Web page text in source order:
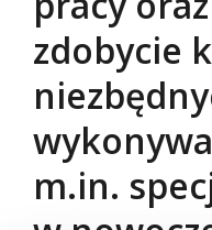
zdobycie
m.in.